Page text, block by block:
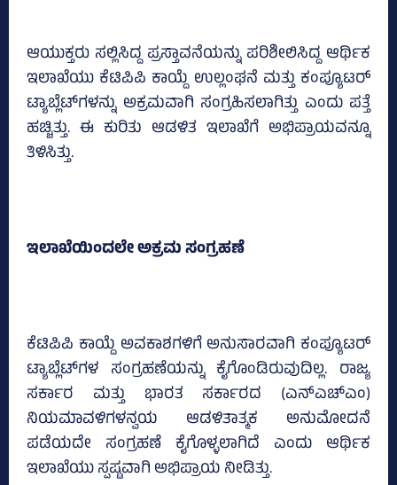
ಆಯುಕ್ತರು ಸಲ್ಲಿಸಿದ್ದ ಪ್ರಸ್ತಾವನೆಯನ್ನು ಪರಿಶೀಲಿಸಿದ್ದ ಆರ್ಥಿಕ
ಇಲಾಖೆಯು ಕೆಟಿಪಿಪಿ ಕಾಯ್ದೆ ಉಲ್ಲಂಘನೆ ಮತ್ತು ಕಂಪ್ಯೂಟರ್‌
ಟ್ಯಾಬ್ಲೆಟ್‌ಗಳನ್ನು ಅಕ್ರಮವಾಗಿ ಸಂಗ್ರಹಿಸಲಾಗಿತ್ತು ಎಂದು ಪತ್ತೆ
ಹಚ್ಚಿತ್ತು. ಈ ಕುರಿತು ಆಡಳಿತ ಇಲಾಖೆಗೆ ಅಭಿಪ್ರಾಯವನ್ನೂ
ತಿಳಿಸಿತ್ತು.
ಇಲಾಖೆಯಿಂದಲೇ ಅಕ್ರಮ ಸಂಗ್ರಹಣೆ
ಕೆಟಿಪಿಪಿ ಕಾಯ್ದೆ ಅವಕಾಶಗಳಿಗೆ ಅನುಸಾರವಾಗಿ ಕಂಪ್ಯೂಟರ್‌
ಟ್ಯಾಬ್ಲೆಟ್‌ಗಳ ಸಂಗ್ರಹಣೆಯನ್ನು ಕೈಗೊಂಡಿರುವುದಿಲ್ಲ. ರಾಜ್ಯ
ಸರ್ಕಾರ ಮತ್ತು ಭಾರತ ಸರ್ಕಾರದ (ಎನ್‌ಎಚ್‌ಎಂ)
ನಿಯಮಾವಳಿಗಳನ್ವಯ ಆಡಳಿತಾತ್ಮಕ ಅನುಮೋದನೆ
ಪಡೆಯದೇ ಸಂಗ್ರಹಣೆ ಕೈಗೊಳ್ಳಲಾಗಿದೆ ಎಂದು ಆರ್ಥಿಕ
ಇಲಾಖೆಯು ಸ್ಪಷ್ಟವಾಗಿ ಅಭಿಪ್ರಾಯ ನೀಡಿತ್ತು.